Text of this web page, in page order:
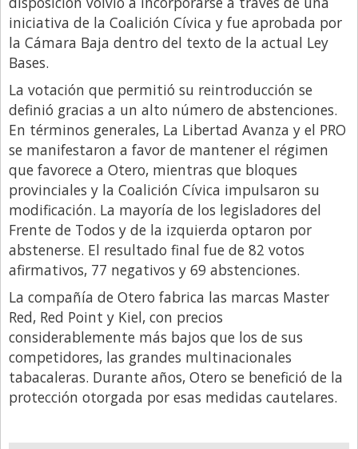
iniciativa de la Coalición Cívica y fue aprobada por
la Cámara Baja dentro del texto de la actual Ley
Bases.
La votación que permitió su reintroducción se
definió gracias a un alto número de abstenciones.
En términos generales, La Libertad Avanza y el PRO
se manifestaron a favor de mantener el régimen
que favorece a Otero, mientras que bloques
provinciales y la Coalición Cívica impulsaron su
modificación. La mayoría de los legisladores del
Frente de Todos y de la izquierda optaron por
abstenerse. El resultado final fue de 82 votos
afirmativos, 77 negativos y 69 abstenciones.
La compañía de Otero fabrica las marcas Master
Red, Red Point y Kiel, con precios
considerablemente más bajos que los de sus
competidores, las grandes multinacionales
tabacaleras. Durante años, Otero se benefició de la
protección otorgada por esas medidas cautelares.